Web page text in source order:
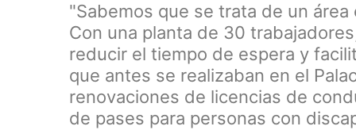
"Sabemos que se trata de un
Con una planta de 30
reducir el tiempo de espera y
que antes se realizaban en el
renovaciones de licencias de
de pases para personas con